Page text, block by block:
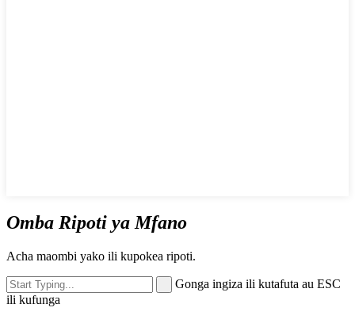
Omba Ripoti ya Mfano
Acha maombi yako ili kupokea ripoti.
Gonga ingiza ili kutafuta au ESC
ili kufunga